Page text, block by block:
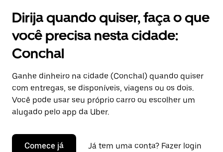
Dirija quando quiser, faça o que
você precisa nesta cidade:
Conchal
Ganhe dinheiro na cidade (Conchal) quando quiser
com entregas, se disponíveis, viagens ou os dois.
Você pode usar seu próprio carro ou escolher um
alugado pelo app da Uber.
Comece já Já tem uma conta? Fazer login